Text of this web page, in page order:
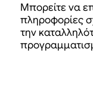
Μπορείτε να
πληροφορίες
την